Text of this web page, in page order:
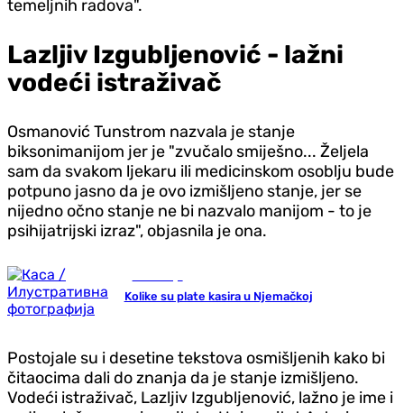
temeljnih radova".
Lazljiv Izgubljenović - lažni
vodeći istraživač
Osmanović Tunstrom nazvala je stanje
biksonimanijom jer je "zvučalo smiješno... Željela
sam da svakom ljekaru ili medicinskom osoblju bude
potpuno jasno da je ovo izmišljeno stanje, jer se
nijedno očno stanje ne bi nazvalo manijom - to je
psihijatrijski izraz", objasnila je ona.
Kolike su plate kasira u Njemačkoj
Postojale su i desetine tekstova osmišljenih kako bi
čitaocima dali do znanja da je stanje izmišljeno.
Vodeći istraživač, Lazljiv Izgubljenović, lažno je ime i